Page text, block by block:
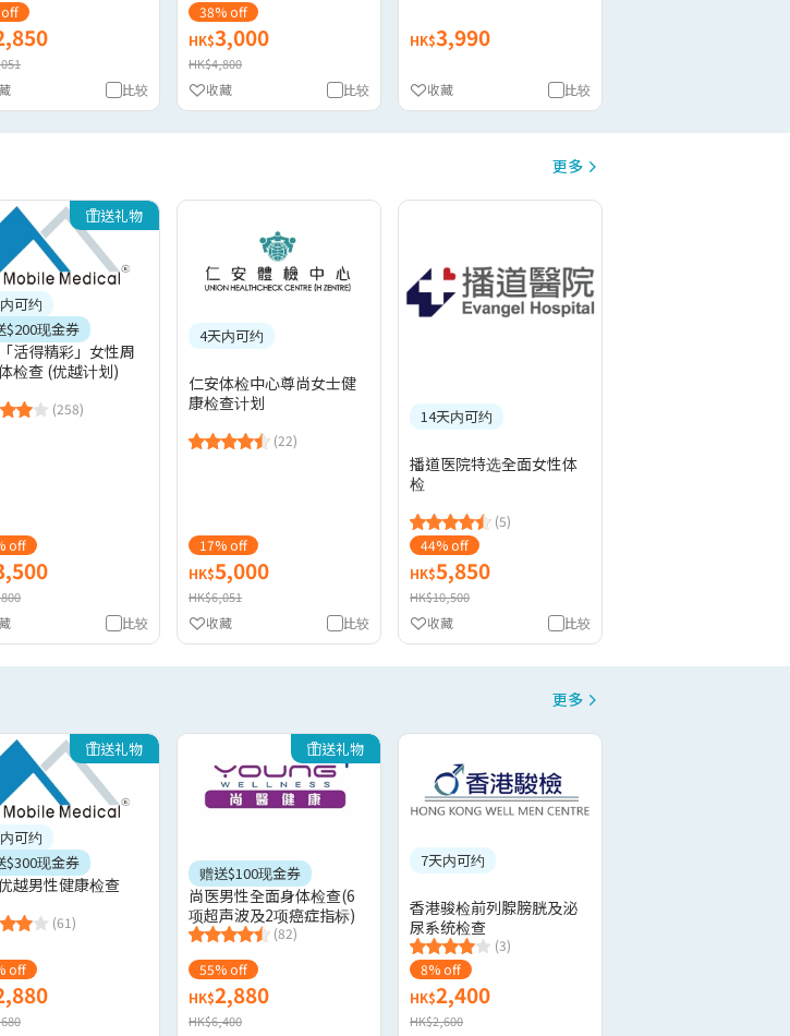
比较
38% off
HK$3,000
HK$4,800
比较
收藏
HK$3,990
比较
收藏
更多
送礼物
可约
$200现金券
活得精彩」女性周
检查 (优越计划)
(258)
off
比较
4天内可约
仁安体检中心尊尚女士健
康检查计划
(22)
17% off
HK$5,000
HK$6,051
比较
收藏
14天内可约
播道医院特选全面女性体
检
(5)
44% off
HK$5,850
HK$10,500
比较
收藏
更多
送礼物
可约
$300现金券
越男性健康检查
(61)
off
送礼物
赠送$100现金券
尚医男性全面身体检查(6
项超声波及2项癌症指标)
(82)
55% off
HK$2,880
HK$6,400
7天内可约
香港骏检前列腺膀胱及泌
尿系统检查
(3)
8% off
HK$2,400
HK$2,600